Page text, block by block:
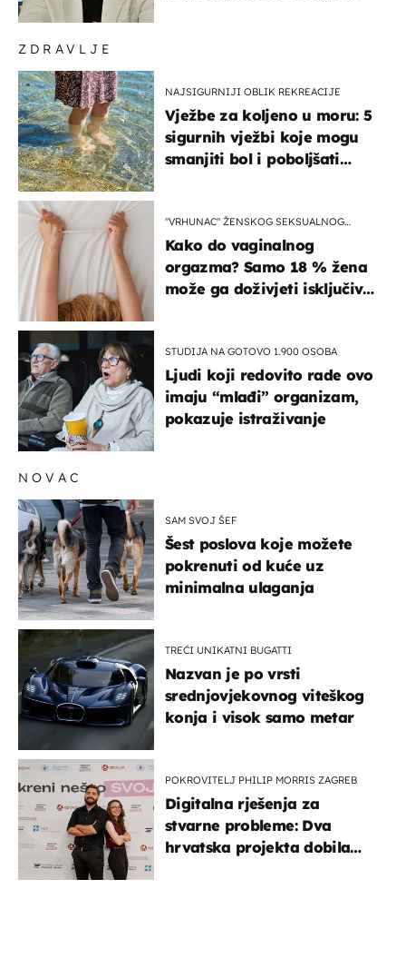
ZDRAVLJE
NAJSIGURNIJI OBLIK REKREACIJE
Vježbe za koljeno u moru: 5
sigurnih vježbi koje mogu
smanjiti bol i poboljšati
"VRHUNAC" ŽENSKOG SEKSUALNOG
Kako do vaginalnog
orgazma? Samo 18 % žena
može ga doživjeti isključivo
STUDIJA NA GOTOVO 1.900 OSOBA
Ljudi koji redovito rade ovo
imaju “mlađi” organizam,
pokazuje istraživanje
NOVAC
SAM SVOJ ŠEF
Šest poslova koje možete
pokrenuti od kuće uz
minimalna ulaganja
TREĆI UNIKATNI BUGATTI
Nazvan je po vrsti
srednjovjekovnog viteškog
konja i visok samo metar
POKROVITELJ PHILIP MORRIS ZAGREB
Digitalna rješenja za
stvarne probleme: Dva
hrvatska projekta dobila